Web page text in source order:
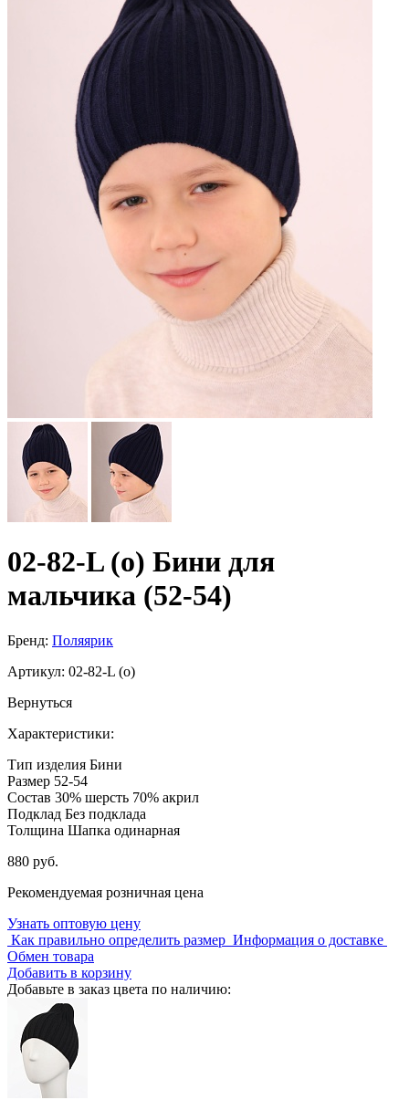
02-82-L (о) Бини для
мальчика (52-54)
Бренд: Поляярик
Артикул: 02-82-L (о)
Вернуться
Характеристики:
Тип изделия Бини
Размер 52-54
Состав 30% шерсть 70% акрил
Подклад Без подклада
Толщина Шапка одинарная
880 руб.
Рекомендуемая розничная цена
Узнать оптовую цену
Как правильно определить размер Информация о доставке
Обмен товара
Добавить в корзину
Добавьте в заказ цвета по наличию: